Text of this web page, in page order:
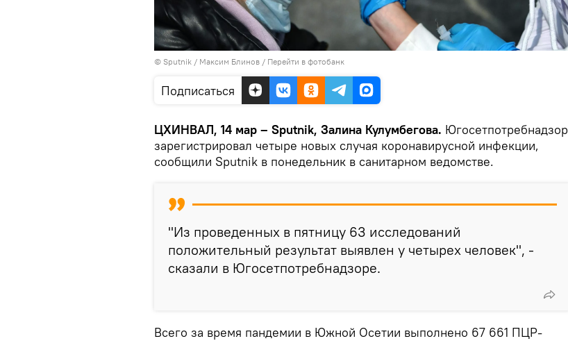
© Sputnik / Максим Блинов / Перейти в фотобанк
Подписаться
ЦХИНВАЛ, 14 мар – Sputnik, Залина Кулумбегова. Югосетпотребнадзор
зарегистрировал четыре новых случая коронавирусной инфекции,
сообщили Sputnik в понедельник в санитарном ведомстве.
"Из проведенных в пятницу 63 исследований
положительный результат выявлен у четырех человек", -
сказали в Югосетпотребнадзоре.
Всего за время пандемии в Южной Осетии выполнено 67 661 ПЦР-